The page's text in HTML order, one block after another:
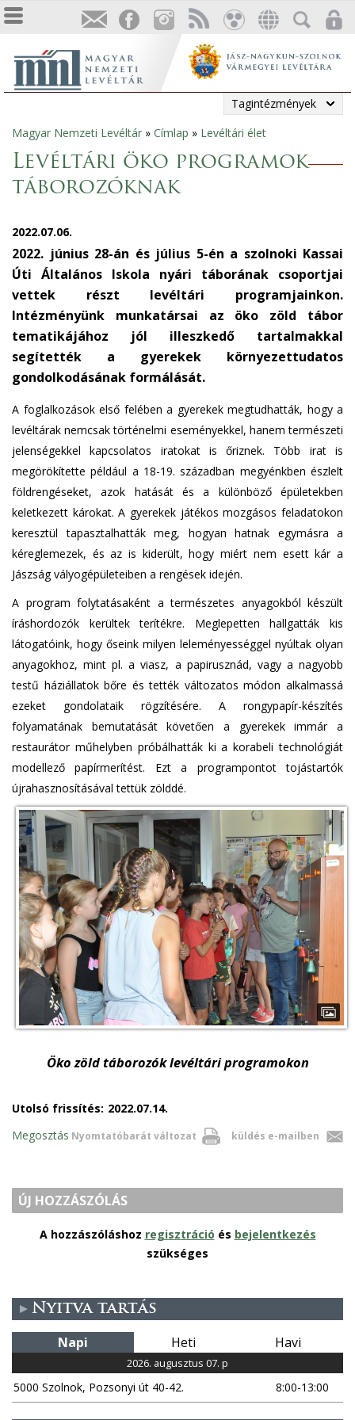
Tagintézmények
Jelenlegi
hely
Magyar Nemzeti Levéltár » Címlap » Levéltári élet
Levéltári öko programok
táborozóknak
2022.07.06.
2022. június 28-án és július 5-én a szolnoki Kassai
Úti Általános Iskola nyári táborának csoportjai
vettek részt levéltári programjainkon.
Intézményünk munkatársai az öko zöld tábor
tematikájához jól illeszkedő tartalmakkal
segítették a gyerekek környezettudatos
gondolkodásának formálását.
A foglalkozások első felében a gyerekek megtudhatták, hogy a
levéltárak nemcsak történelmi eseményekkel, hanem természeti
jelenségekkel kapcsolatos iratokat is őriznek. Több irat is
megörökítette például a 18-19. században megyénkben észlelt
földrengéseket, azok hatását és a különböző épületekben
keletkezett károkat. A gyerekek játékos mozgásos feladatokon
keresztül tapasztalhatták meg, hogyan hatnak egymásra a
kéreglemezek, és az is kiderült, hogy miért nem esett kár a
Jászság vályogépületeiben a rengések idején.
A program folytatásaként a természetes anyagokból készült
íráshordozók kerültek terítékre. Meglepetten hallgatták kis
látogatóink, hogy őseink milyen leleményességgel nyúltak olyan
anyagokhoz, mint pl. a viasz, a papirusznád, vagy a nagyobb
testű háziállatok bőre és tették változatos módon alkalmassá
ezeket gondolataik rögzítésére. A rongypapír-készítés
folyamatának bemutatását követően a gyerekek immár a
restaurátor műhelyben próbálhatták ki a korabeli technológiát
modellező papírmerítést. Ezt a programpontot tojástartók
újrahasznosításával tettük zölddé.
Öko zöld táborozók levéltári programokon
Utolsó frissítés: 2022.07.14.
Nyomtatóbarát változat küldés e-mailben
Megosztás
ÚJ HOZZÁSZÓLÁS
A hozzászóláshoz regisztráció és bejelentkezés
szükséges
Nyitva tartás
Napi Heti Havi
2026. augusztus 07. p
5000 Szolnok, Pozsonyi út 40-42. 8:00-13:00